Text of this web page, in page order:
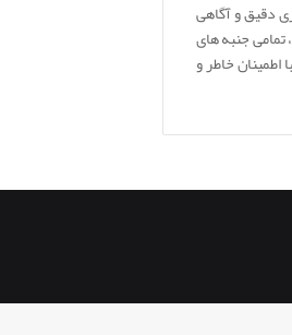
دقیق و آگاهی
تمامی جنبه های
اطمینان خاطر و